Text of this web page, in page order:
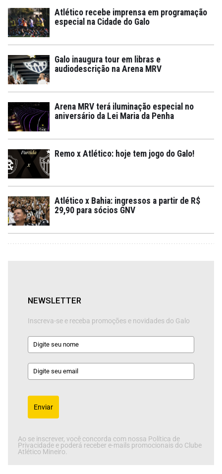
Atlético recebe imprensa em programação
especial na Cidade do Galo
Galo inaugura tour em libras e
audiodescrição na Arena MRV
Arena MRV terá iluminação especial no
aniversário da Lei Maria da Penha
Remo x Atlético: hoje tem jogo do Galo!
Atlético x Bahia: ingressos a partir de R$
29,90 para sócios GNV
NEWSLETTER
Inscreva-se e receba promoções e novidades do Galo
Enviar
Ao se inscrever, você concorda com nossa Política de
Privacidade e poderá receber e-mails promocionais do Clube
Atlético Mineiro.